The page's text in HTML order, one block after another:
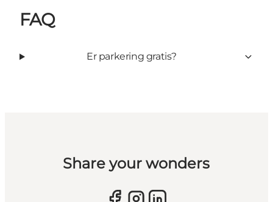
FAQ
Er parkering gratis?
Share your wonders